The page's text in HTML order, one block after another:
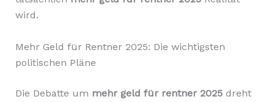
wird.
Mehr Geld für Rentner 2025: Die wichtigsten
politischen Pläne
Die Debatte um mehr geld für rentner 2025dreht